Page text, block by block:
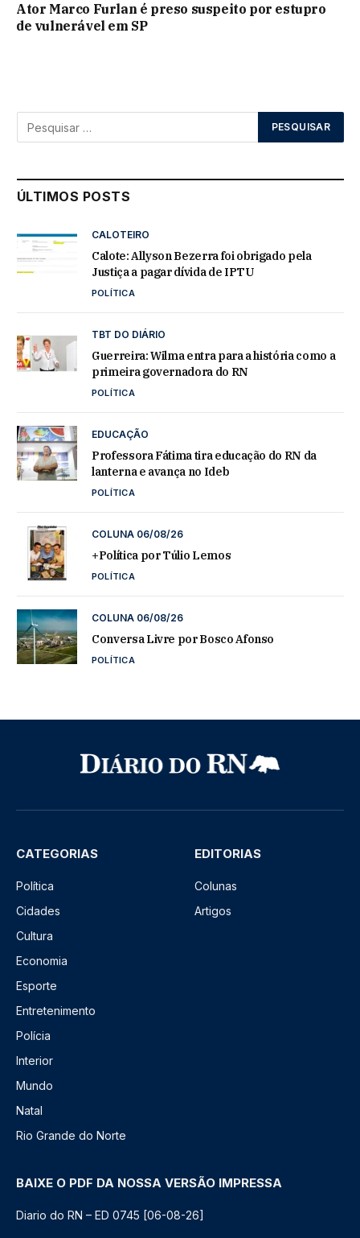
Ator Marco Furlan é preso suspeito por estupro
de vulnerável em SP
ÚLTIMOS POSTS
CALOTEIRO
Calote: Allyson Bezerra foi obrigado pela
Justiça a pagar dívida de IPTU
POLÍTICA
TBT DO DIÁRIO
Guerreira: Wilma entra para a história como a
primeira governadora do RN
POLÍTICA
EDUCAÇÃO
Professora Fátima tira educação do RN da
lanterna e avança no Ideb
POLÍTICA
COLUNA 06/08/26
+Política por Túlio Lemos
POLÍTICA
COLUNA 06/08/26
Conversa Livre por Bosco Afonso
POLÍTICA
CATEGORIAS
Política
Cidades
Cultura
Economia
Esporte
Entretenimento
Polícia
Interior
Mundo
Natal
Rio Grande do Norte
EDITORIAS
Colunas
Artigos
BAIXE O PDF DA NOSSA VERSÃO IMPRESSA
Diario do RN – ED 0745 [06-08-26]